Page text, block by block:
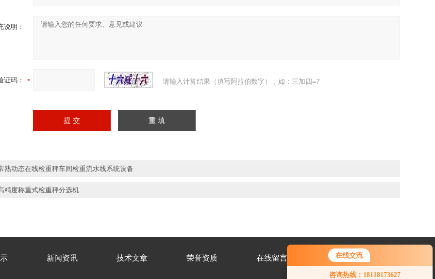
在线交流
咨询热线：18118173627
说明：
证码： 请输入计算结果（填写阿拉伯数字），如：三加四=7
熟动态在线检重秤车间检重流水线系统设备
精度称重式检重秤分选机
新闻资讯 技术文章 荣誉资质 在线留言 联系我们